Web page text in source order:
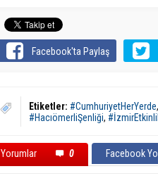
Facebook'ta Paylaş
Etiketler: #CumhuriyetHerYerde,
#HacıömerliŞenliği,
Yorumlar 0 Facebook